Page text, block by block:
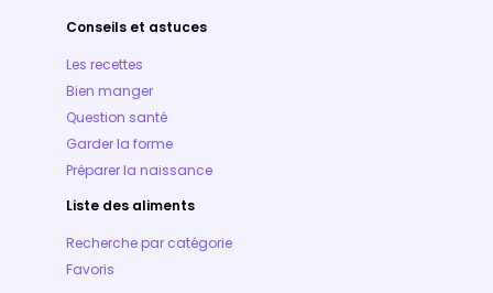
Conseils et astuces
Les recettes
Bien manger
Question santé
Garder la forme
Préparer la naissance
Liste des aliments
Recherche par catégorie
Favoris